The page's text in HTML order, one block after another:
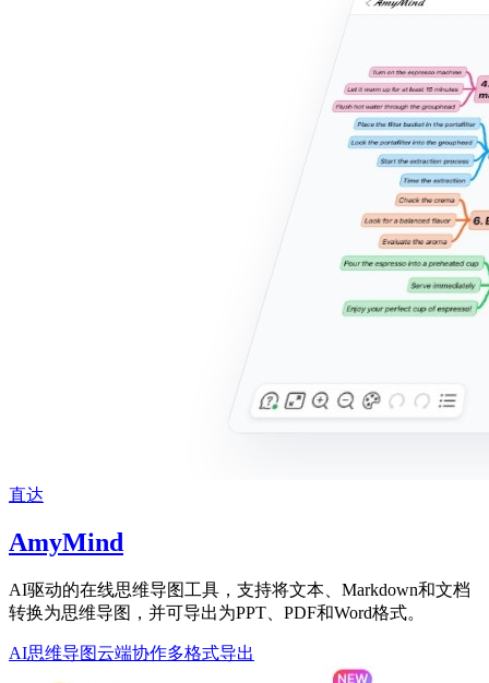
直达
AmyMind
AI驱动的在线思维导图工具，支持将文本、Markdown和文档
转换为思维导图，并可导出为PPT、PDF和Word格式。
AI思维导图云端协作多格式导出